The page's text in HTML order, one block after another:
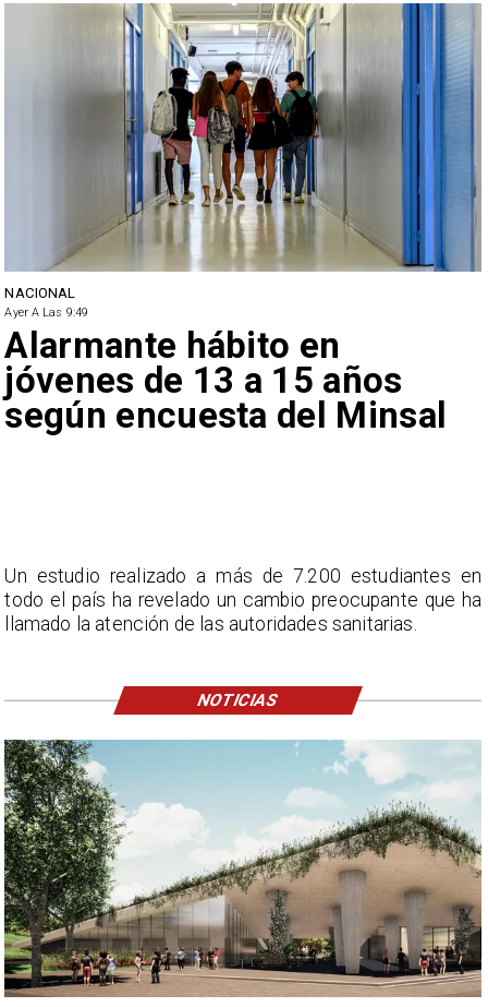
NACIONAL
Ayer A Las 9:49
Alarmante hábito en
jóvenes de 13 a 15 años
según encuesta del Minsal
Un estudio realizado a más de 7.200 estudiantes en
todo el país ha revelado un cambio preocupante que ha
llamado la atención de las autoridades sanitarias.
NOTICIAS